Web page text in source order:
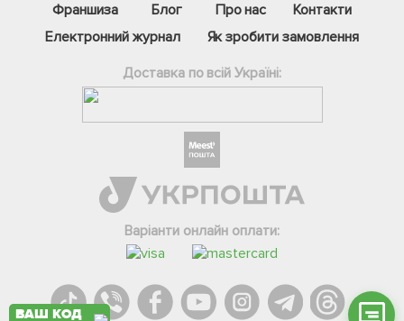
Франшиза Блог Про нас
Контакти
Електронний журнал
Як зробити замовлення
Доставка по всій Україні:
Варіанти онлайн оплати:
Інстаграм
Онлайн чат
ВАШ КОД